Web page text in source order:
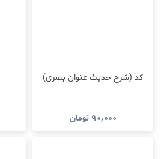
کد (شرح حدیث عنوان بصری)
۹۰٫۰۰۰ تومان